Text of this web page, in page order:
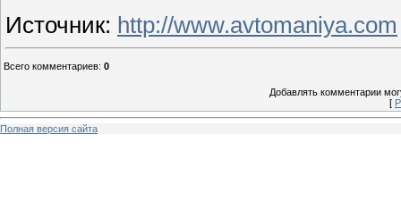
Источник: http://www.avtomaniya.com
Всего комментариев: 0
Добавлять комментарии
[
Полная версия сайта